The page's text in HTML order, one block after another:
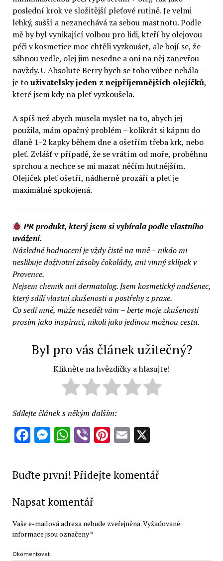
poslední krok ve složitější pleťové rutině. Je velmi
lehký, sušší a nezanechává za sebou mastnotu. Podle
mě by byl vynikající volbou pro lidi, kteří by olejovou
péči v kosmetice moc chtěli vyzkoušet, ale bojí se, že
sáhnou vedle, olej jim nesedne a oni na něj zanevřou
navždy. U Absolute Berry bych se toho vůbec nebála –
je touživatelsky jeden z nejpříjemnějších olejíčků,
které jsem kdy na pleť vyzkoušela.
A spíš než abych musela myslet na to, abych jej
použila, mám opačný problém – kolikrát si kápnu do
dlaně 1-2 kapky během dne a ošetřím třeba krk, nebo
pleť. Zvlášť v případě, že se vrátím od moře, proběhnu
sprchou a nechce se mi mazat něčím hutnějším.
Olejíček pleť ošetří, nádherně prozáří a pleť je
maximálně spokojená.
PR produkt, který jsem si vybírala podle vlastního
uvážení.
Následné hodnocení je vždy čistě na mně – nikdo mi
neslibuje doživotní zásoby čokolády, ani vinný sklípek v
Provence.
Nejsem chemik ani dermatolog. Jsem kosmetický nadšenec,
který sdílí vlastní zkušenosti a postřehy z praxe.
Co sedí mně, může nesedět vám – berte moje zkušenosti
prosím jako inspiraci, nikoli jako jedinou možnou cestu.
Byl pro vás článek užitečný?
Klikněte na hvězdičky a hlasujte!
Sdílejte článek s někým dalším:
Facebook
Messenger
WhatsApp
ViberPinterest
Email
X
Buďte první! Přidejte komentář
Napsat komentář
Vaše e-mailová adresa nebude zveřejněna.Vyžadované
informace jsou označeny*
Okomentovat